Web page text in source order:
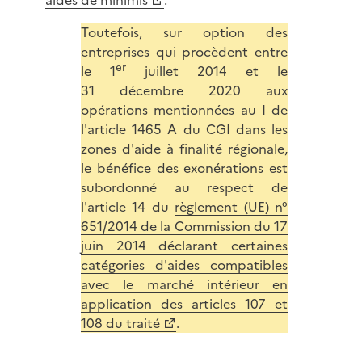
Toutefois, sur option des
entreprises qui procèdent entre
le 1er juillet 2014 et le
31 décembre 2020 aux
opérations mentionnées au I de
l'article 1465 A du CGI dans les
zones d'aide à finalité régionale,
le bénéfice des exonérations est
subordonné au respect de
l'article 14 du règlement (UE) n°
651/2014 de la Commission du 17
juin 2014 déclarant certaines
catégories d'aides compatibles
avec le marché intérieur en
application des articles 107 et
108 du traité
.